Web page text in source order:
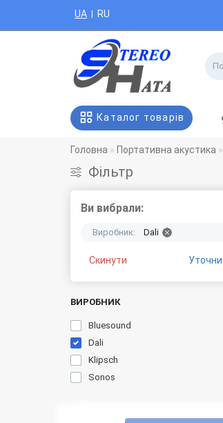
UA | RU
Каталог товарів
Головна Портативна акустика
Фiльтр
Ви вибрали:
Виробник: Dali
Скинути
ВИРОБНИК
Bluesound
Dali
Klipsch
Sonos